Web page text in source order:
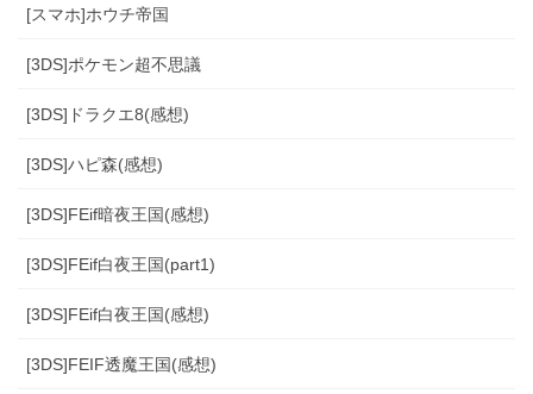
[スマホ]ホウチ帝国
[3DS]ポケモン超不思議
[3DS]ドラクエ8(感想)
[3DS]ハピ森(感想)
[3DS]FEif暗夜王国(感想)
[3DS]FEif白夜王国(part1)
[3DS]FEif白夜王国(感想)
[3DS]FEIF透魔王国(感想)